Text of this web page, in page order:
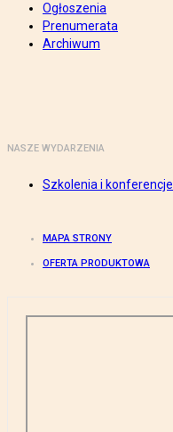
Ogłoszenia
Prenumerata
Archiwum
NASZE WYDARZENIA
Szkolenia i konferencje
MAPA STRONY
OFERTA PRODUKTOWA